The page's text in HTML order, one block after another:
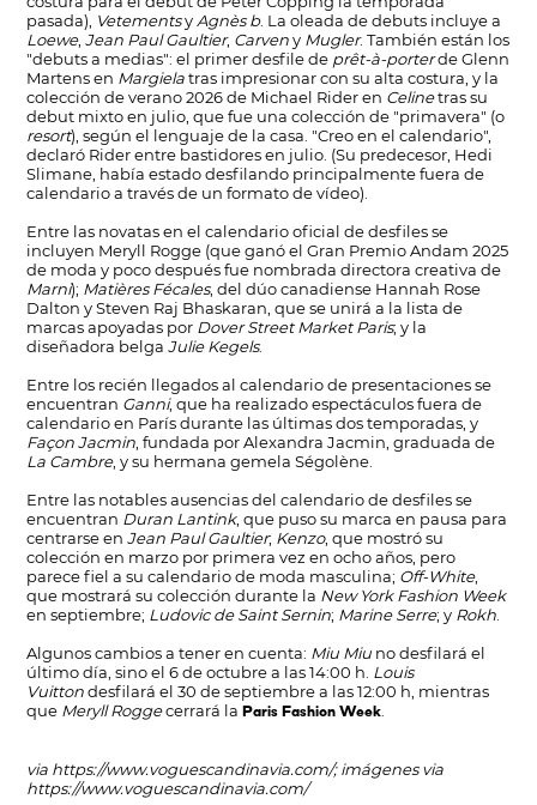
pasada), Vetementsy Agnès b. La oleada de debuts incluye a
Loewe,Jean Paul Gaultier, Carveny Mugler. También están los
"debuts a medias": el primer desfile de prêt-à-porterde Glenn
Martens en Margielatras impresionar con su alta costura, y la
colección de verano 2026 de Michael Rider en Celinetras su
debut mixto en julio, que fue una colección de "primavera" (o
resort), según el lenguaje de la casa. "Creo en el calendario",
declaró Rider entre bastidores en julio. (Su predecesor, Hedi
Slimane, había estado desfilando principalmente fuera de
calendario a través de un formato de vídeo).
Entre las novatas en el calendario oficial de desfiles se
incluyen Meryll Rogge (que ganó el Gran Premio Andam 2025
de moda y poco después fue nombrada directora creativa de
Marni); Matières Fécales, del dúo canadiense Hannah Rose
Dalton y Steven Raj Bhaskaran, que se unirá a la lista de
marcas apoyadas por Dover Street Market Paris; y la
diseñadora belgaJulie Kegels.
Entre los recién llegados al calendario de presentaciones se
encuentran Ganni, que ha realizado espectáculos fuera de
calendario en París durante las últimas dos temporadas, y
Façon Jacmin , fundada por Alexandra Jacmin, graduada de
La Cambre, y su hermana gemela Ségolène.
Entre las notables ausencias del calendario de desfiles se
encuentran Duran Lantink, que puso su marca en pausa para
centrarse enJean Paul Gaultier; Kenzo, que mostró su
colección en marzo por primera vez en ocho años, pero
parece fiel a su calendario de moda masculina; Off-White,
que mostrará su colección durante la New York Fashion Week
en septiembre; Ludovic de Saint Sernin; Marine Serre; y Rokh
Algunos cambios a tener en cuenta: Miu Miu no desfilará el
último día, sino el 6 de octubre a las 14:00 h. Louis
Vuittondesfilará el 30 de septiembre a las 12:00 h, mientras
que Meryll Roggecerrará laParis Fashion Week
via https://www.voguescandinavia.com/; imágenes via
https://www.voguescandinavia.com/